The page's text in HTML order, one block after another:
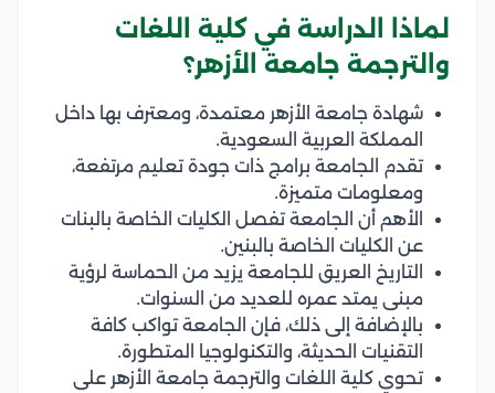
لماذا الدراسة في كلية اللغات
والترجمة جامعة الأزهر؟
شهادة جامعة الأزهر معتمدة، ومعترف بها داخل
المملكة العربية السعودية.
تقدم الجامعة برامج ذات جودة تعليم مرتفعة،
ومعلومات متميزة.
الأهم أن الجامعة تفصل الكليات الخاصة بالبنات
عن الكليات الخاصة بالبنين.
التاريخ العريق للجامعة يزيد من الحماسة لرؤية
مبنى يمتد عمره للعديد من السنوات.
بالإضافة إلى ذلك، فإن الجامعة تواكب كافة
التقنيات الحديثة، والتكنولوجيا المتطورة.
تحوي كلية اللغات والترجمة جامعة الأزهر على